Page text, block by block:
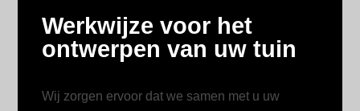
Werkwijze voor het
ontwerpen van uw tuin
Wij zorgen ervoor dat we samen met u uw